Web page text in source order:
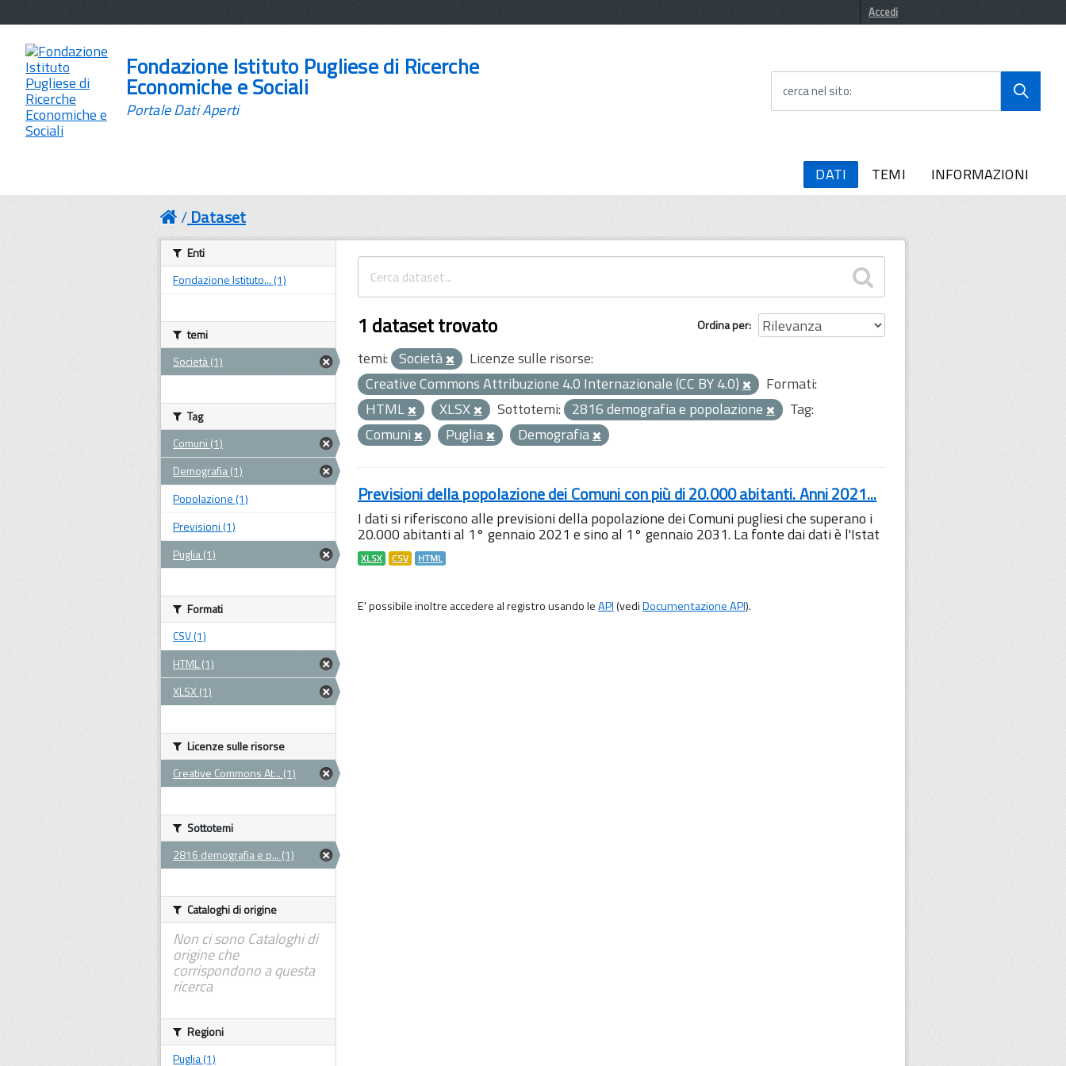
Accedi
Fondazione Istituto Pugliese di Ricerche
Economiche e Sociali
Portale Dati Aperti
cerca nel sito
DATI TEMI INFORMAZIONI
Dataset
Ordina per
1 dataset trovato
temi: Società
Licenze sulle risorse:
Creative Commons Attribuzione 4.0 Internazionale (CC BY 4.0)
Formati:
HTML
XLSX Sottotemi: 2816 demografia e popolazione
Tag:
Comuni
Puglia Demografia
Previsioni della popolazione dei Comuni con più di 20.000 abitanti. Anni 2021...
I dati si riferiscono alle previsioni della popolazione dei Comuni pugliesi che superano i
20.000 abitanti al 1° gennaio 2021 e sino al 1° gennaio 2031. La fonte dai dati è l'Istat
XLSX CSV HTML
E' possibile inoltre accedere al registro usando leAPI(vediDocumentazione API).
Enti
Fondazione Istituto... (1)
temi
Società (1)
Tag
Comuni (1)
Demografia (1)
Popolazione (1)
Previsioni (1)
Puglia (1)
Formati
CSV (1)
HTML (1)
XLSX (1)
Licenze sulle risorse
Creative Commons At... (1)
Sottotemi
2816 demografia e p... (1)
Cataloghi di origine
Non ci sono Cataloghi di
origine che
corrispondono a questa
ricerca
Regioni
Puglia (1)